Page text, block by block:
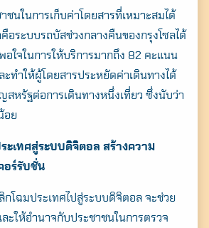
ชนในการเก็บค่าโดยสารที่เหมาะสมได้
อระบบรถบัสช่วงกลางคืนของกรุงโซลได้
ใจในการให้บริการมากถึง 82 คะแนน
ทำให้ผู้โดยสารประหยัดค่าเดินทางได้
สหรัฐต่อการเดินทางหนึ่งเที่ยว ซึ่งนับว่า
อย
ะเทศสู่ระบบดิจิตอล สร้างความ
อร์รับชั่น
กโฉมประเทศไปสู่ระบบดิจิตอล จะช่วย
ละให้อำนาจกับประชาชนในการตรวจ